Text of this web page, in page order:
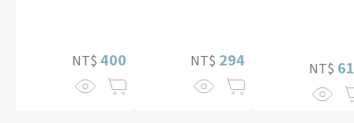
NT$ 400 NT$ 294 NT$